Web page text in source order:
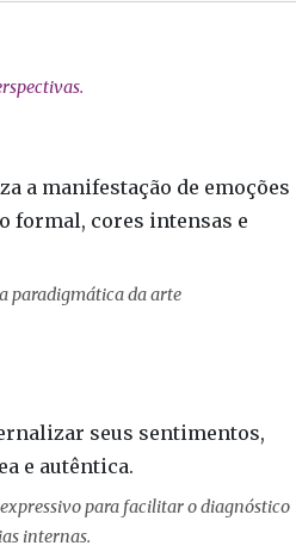
a manifestação de emoções
formal, cores intensas e
paradigmática da arte
seus sentimentos,
e autêntica.
para facilitar o diagnóstico
internas.